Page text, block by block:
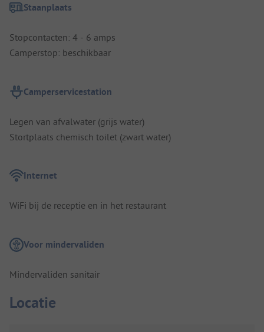
Staanplaats
Stopcontacten: 4 - 6 amps
Camperstop: beschikbaar
Camperservicestation
Legen van afvalwater (grijs water)
Stortplaats chemisch toilet (zwart water)
Internet
WiFi bij de receptie en in het restaurant
Voor mindervaliden
Mindervaliden sanitair
Locatie